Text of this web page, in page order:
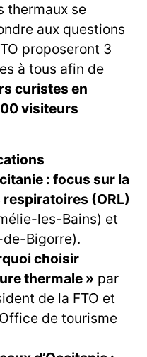
thermaux se
aux questions
proposeront 3
à tous afin de
curistes en
visiteurs
: focus sur la
(ORL)
les-Bains) et
Bigorre).
choisir
thermale » par
de la FTO et
de tourisme